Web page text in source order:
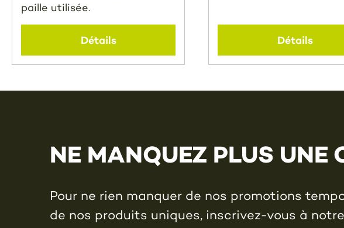
paille utilisée.
Détails Détails
NE MANQUEZ PLUS UNE
Pour ne rien manquer de nos promotions
de nos produits uniques, inscrivez-vous à